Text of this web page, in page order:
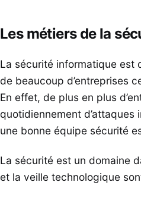
Les métiers de la
La sécurité informatique est
de beaucoup d’entreprises
En effet, de plus en plus
quotidiennement d’attaques
une bonne équipe sécurité
La sécurité est un domaine
et la veille technologique